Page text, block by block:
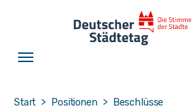
You are here:
Start Positionen Beschlüsse